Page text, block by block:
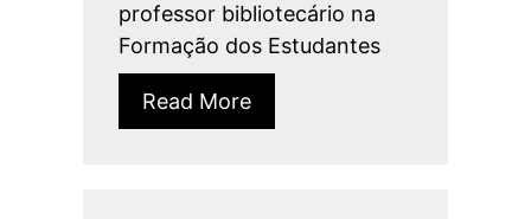
professor bibliotecário na
Formação dos Estudantes
Read More